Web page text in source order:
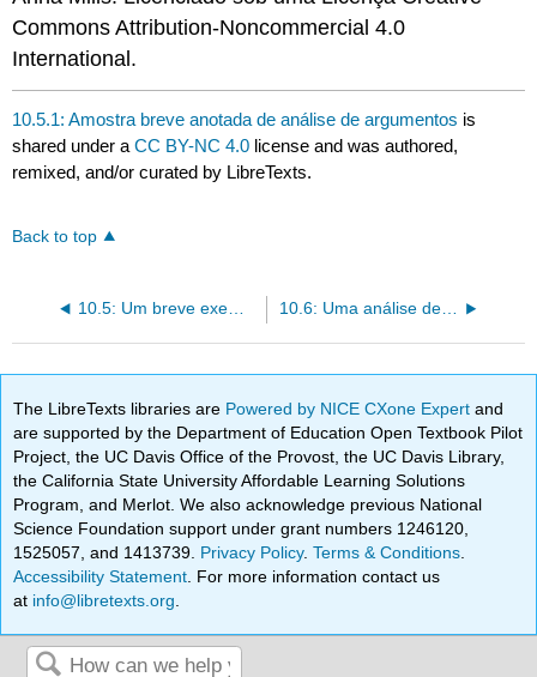
Commons Attribution-Noncommercial 4.0
International.
10.5.1: Amostra breve anotada de análise de argumentos is
shared under aCC BY-NC 4.0 license and was authored,
remixed, and/or curated by LibreTexts.
Back to top
10.5: Um breve exemplo de análise de argumentos 10.6: Uma análise de argumentos de amostra mais longa
The LibreTexts libraries are Powered by NICE CXone Expertand
are supported by the Department of Education Open Textbook Pilot
Project, the UC Davis Office of the Provost, the UC Davis Library,
the California State University Affordable Learning Solutions
Program, and Merlot. We also acknowledge previous National
Science Foundation support under grant numbers 1246120,
1525057, and 1413739. Privacy Policy.Terms & Conditions
Accessibility Statement . For more information contact us
at info@libretexts.org